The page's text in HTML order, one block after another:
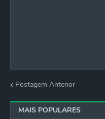
Postagem Anterior
MAIS POPULARES